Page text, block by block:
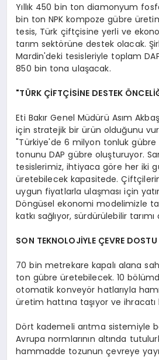
Yıllık 450 bin ton diamonyum
bin ton NPK kompoze gübre
tesis, Türk çiftçisine yerli ve
tarım sektörüne destek olacak.
Mardin'deki tesisleriyle toplam
850 bin tona ulaşacak.
"TÜRK ÇİFTÇİSİNE DESTEK
Eti Bakır Genel Müdürü Asım
için stratejik bir ürün olduğunu
"Türkiye'de 6 milyon tonluk gübre
tonunu DAP gübre oluşturuyor.
tesislerimiz, ihtiyaca göre her iki
üretebilecek kapasitede.
uygun fiyatlarla ulaşması için
Döngüsel ekonomi modelimizle
katkı sağlıyor, sürdürülebilir
SON TEKNOLOJİYLE ÇEVRE DOSTU
70 bin metrekare kapalı alana
ton gübre üretebilecek. 10
otomatik konveyör hatlarıyla
üretim hattına taşıyor ve ihracatı
Dört kademeli arıtma sistemiyle
Avrupa normlarının altında
hammadde tozunun çevreye